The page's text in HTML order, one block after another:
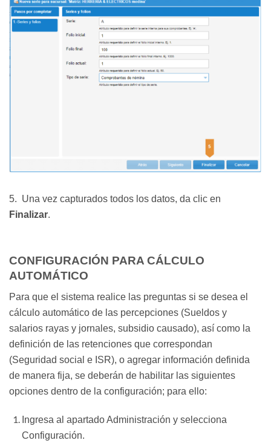
5. Una vez capturados todos los datos, da clic en
Finalizar.
CONFIGURACIÓN PARA CÁLCULO
AUTOMÁTICO
Para que el sistema realice las preguntas si se desea el
cálculo automático de las percepciones (Sueldos y
salarios rayas y jornales, subsidio causado), así como la
definición de las retenciones que correspondan
(Seguridad social e ISR), o agregar información definida
de manera fija, se deberán de habilitar las siguientes
opciones dentro de la configuración; para ello:
Ingresa al apartado Administración y selecciona
Configuración.